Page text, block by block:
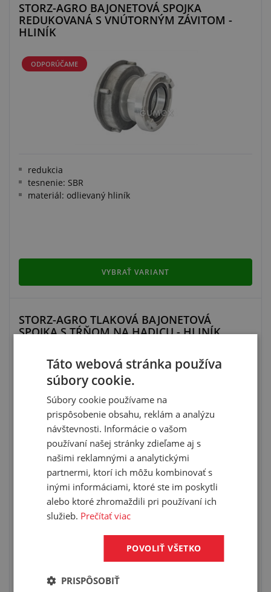
STORZ-AGRO BAJONETOVÁ SPOJKA
REDUKOVANÁ S VNÚTORNÝM ZÁVITOM -
HLINÍK
ODPORÚČAME
redukcia
tesnenie: SBR
materiál: odlievaný hliník
VYBRAŤ VARIANT
STORZ-AGRO TLAKOVÁ BAJONETOVÁ
SPOJKA S TŔŇOM NA HADICU - HLINÍK
ODPORÚČAME
tlaková spojka
tesnenie: SBR
materiál: odlievaný hliník
VYBRAŤ VARIANT
Táto webová stránka používa
súbory cookie.
Súbory cookie používame na
prispôsobenie obsahu, reklám a analýzu
návštevnosti. Informácie o vašom
používaní našej stránky zdieľame aj s
našimi reklamnými a analytickými
partnermi, ktorí ich môžu kombinovať s
inými informáciami, ktoré ste im poskytli
alebo ktoré zhromaždili pri používaní ich
služieb. Prečítať viac
POVOLIŤ VŠETKO
PRISPÔSOBIŤ